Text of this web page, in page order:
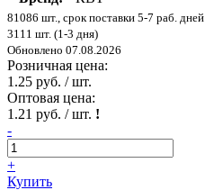
81086 шт., срок поставки 5-7 раб. дней
3111 шт. (1-3 дня)
Обновлено 07.08.2026
Розничная цена:
1.25 руб. / шт.
Оптовая цена:
1.21 руб. / шт. !
-
+
Купить